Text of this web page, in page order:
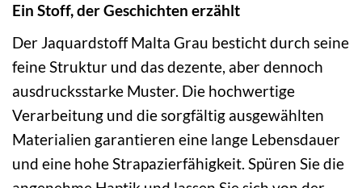
Ein Stoff, der Geschichten erzählt
Der Jaquardstoff Malta Grau besticht durch seine
feine Struktur und das dezente, aber dennoch
ausdrucksstarke Muster. Die hochwertige
Verarbeitung und die sorgfältig ausgewählten
Materialien garantieren eine lange Lebensdauer
und eine hohe Strapazierfähigkeit. Spüren Sie die